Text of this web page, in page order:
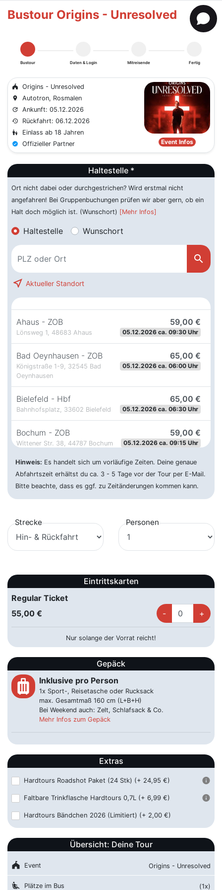
Bustour Origins - Unresolved
Bustour Daten & Login Mitreisende Fertig
festival Origins - Unresolved
place Autotron, Rosmalen
update Ankunft: 05.12.2026
history Rückfahrt: 06.12.2026
escalator_warning Einlass ab 18 Jahren
verified Offizieller Partner Event Infos
Haltestelle *
Ort nicht dabei oder durchgestrichen? Wird erstmal nicht
angefahren! Bei Gruppenbuchungen prüfen wir aber gern, ob ein
Halt doch möglich ist. (Wunschort) [Mehr Infos]
Haltestelle Wunschort
search
near_me Aktueller Standort
Ahaus - ZOB 59,00 €
Lönsweg 1, 48683 Ahaus 05.12.2026 ca. 09:30 Uhr
Bad Oeynhausen - ZOB 65,00 €
Königstraße 1-9, 32545 Bad
Oeynhausen
05.12.2026 ca. 06:00 Uhr
Bielefeld - Hbf 65,00 €
Bahnhofsplatz, 33602 Bielefeld 05.12.2026 ca. 06:30 Uhr
Bochum - ZOB 59,00 €
Wittener Str. 38, 44787 Bochum 05.12.2026 ca. 09:15 Uhr
Bonn - ZOB 59,00 €
Joseph-Beuys-Allee, 53113 Bonn 05.12.2026 ca. 08:30 Uhr
Darmstadt - Hbf 85,00 €
Dortmund - ZOB
Steinstraße 39, 44147 Dortmund
Mercatorstraße 74 - 80, 47051
Duisburg
05.12.2026 ca. 10:00 Uhr
Düsseldorf - ZOB 59,00 €
05.12.2026 ca. 09:45 Uhr
05.12.2026 ca. 09:30 Uhr
Frankfurt am Main - ZOB
Stuttgarter Str. 26, 60329
Frankfurt am Main
05.12.2026 ca. 05:00 Uhr
Hamm - Hbf 59,00 €
Ibbenbüren - Busbahnhof
Wilhelmstraße 11, 49477
Ibbenbüren
Hinterm Hauptbahnhof 6, 76137
Karlsruhe
05.12.2026 ca. 03:30 Uhr
Koblenz - Hbf 65,00 €
Neversstraße, 56068 Koblenz 05.12.2026 ca. 06:30 Uhr
Krefeld - Hbf 59,00 €
Hinweis: Es handelt sich um vorläufige Zeiten. Deine genaue
Abfahrtszeit erhältst du ca. 3 - 5 Tage vor der Tour per E-Mail.
Bitte beachte, dass es ggf. zu Zeitänderungen kommen kann.
Strecke Personen
Eintrittskarten
Regular Ticket
55,00 €
Nur solange der Vorrat reicht!
Gepäck
luggage Inklusive pro Person
1x Sport-, Reisetasche oder Rucksack
max. Gesamtmaß 160 cm (L+B+H)
Bei Weekend auch: Zelt, Schlafsack & Co.
Mehr Infos zum Gepäck
Extras
Hardtours Roadshot Paket (24 Stk) (+ 24,95 €)
Faltbare Trinkflasche Hardtours 0,7L (+ 6,99 €)
Hardtours Bändchen 2026 (Limitiert) (+ 2,00 €)
Übersicht: Deine Tour
festival Event Origins - Unresolved
airline_seat_recline_extra Plätze im Bus (1x)